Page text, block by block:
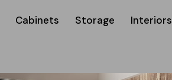
Cabinets Storage Interiors